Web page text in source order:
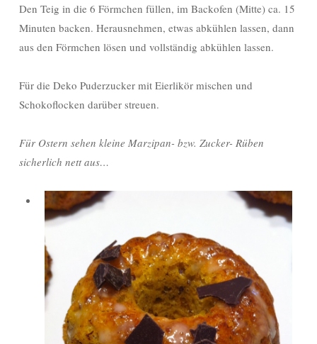
Den Teig in die 6 Förmchen füllen, im Backofen (Mitte) ca. 15
Minuten backen. Herausnehmen, etwas abkühlen lassen, dann
aus den Förmchen lösen und vollständig abkühlen lassen.
Für die Deko Puderzucker mit Eierlikör mischen und
Schokoflocken darüber streuen.
Für Ostern sehen kleine Marzipan- bzw. Zucker- Rüben
sicherlich nett aus…